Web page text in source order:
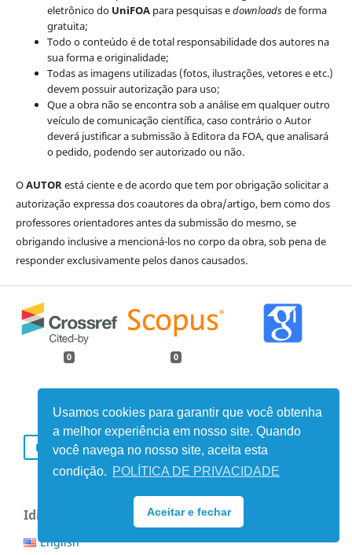
Usamos cookies para garantir que você obtenha
a melhor experiência em nosso site. Quando
você navega no nosso site, aceita esta
condição. POLÍTICA DE PRIVACIDADE
Aceitar e fechar
eletrônico do UniFOApara pesquisas edownloadsde forma
gratuita;
Todo o conteúdo é de total responsabilidade dos autores na
sua forma e originalidade;
Todas as imagens utilizadas (fotos, ilustrações, vetores e etc.)
devem possuir autorização para uso;
Que a obra não se encontra sob a análise em qualquer outro
veículo de comunicação científica, caso contrário o Autor
deverá justificar a submissão à Editora da FOA, que analisará
o pedido, podendo ser autorizado ou não.
OAUTORestá ciente e de acordo que tem por obrigação solicitar a
autorização expressa dos coautores da obra/artigo, bem como dos
professores orientadores antes da submissão do mesmo, se
obrigando inclusive a mencioná-los no corpo da obra, sob pena de
responder exclusivamente pelos danos causados.
0 0
ENVIAR SUBMISSÃO
Idioma
English